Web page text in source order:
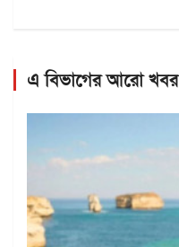
এ বিভাগের আরো খবর